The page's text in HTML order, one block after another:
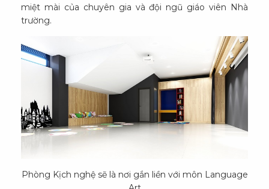
miệt mài của chuyên gia và đội ngũ giáo viên Nhà
trường.
Phòng Kịch nghệ sẽ là nơi gắn liền với môn Language